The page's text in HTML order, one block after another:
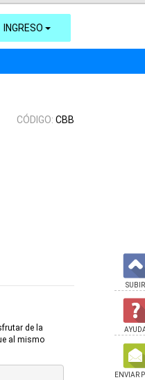
INGRESO
CÓDIGO: CBB
de la
al mismo
SUBIR
ENVIAR